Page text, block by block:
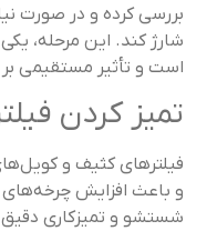
بررسی کرده و در صورت
شارژ کند. این مرحله،
است و تأثیر مستقیمی
تمیز کردن
فیلترهای کثیف و
و باعث افزایش
شستشو و تمیزکاری دقیق